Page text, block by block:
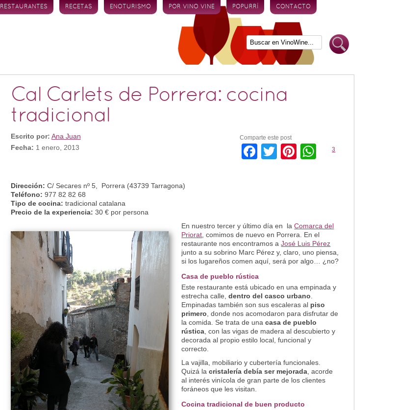
RESTAURANTES RECETAS ENOTURISMO POR VINO VINE POPURRÍ CONTACTO
Cal Carlets de Porrera: cocina
tradicional
Escrito por: Ana Juan
Fecha: 1 enero, 2013
Comparte este post
Facebook
TwitterPinterest
WhatsApp
3
Dirección: C/ Secares nº 5, Porrera (43739 Tarragona)
Teléfono: 977 82 82 68
Tipo de cocina: tradicional catalana
Precio de la experiencia: 30 € por persona
En nuestro tercer y último día en laComarca del
Priorat , comimos de nuevo en Porrera. En el
restaurante nos encontramos aJosé Luis Pérez
junto a su sobrino Marc Pérez y, claro, uno piensa,
si los lugareños comen aquí, será por algo… ¿no?
Casa de pueblo rústica
Este restaurante está ubicado en una empinada y
estrecha calle,dentro del casco urbano
Empinadas también son sus escaleras al piso
primero , donde nos acomodaron para disfrutar de
la comida. Se trata de unacasa de pueblo
rústica , con las vigas de madera al descubierto y
decorada al propio estilo local, funcional y
correcto.
La vajilla, mobiliario y cubertería funcionales.
Quizá lacristalería debía ser mejorada , acorde
al interés vinícola de gran parte de los clientes
foráneos que les visitan.
Cocina tradicional de buen producto